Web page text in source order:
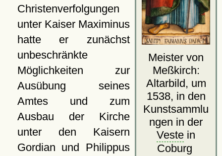
Meister von
Meßkirch:
Altarbild, um
1538, in den
Kunstsammlu
ngen in der
Veste in
Coburg
Christenverfolgungen
unter Kaiser Maximinus
hatte er zunächst
unbeschränkte
Möglichkeiten zur
Ausübung seines
Amtes und zum
Ausbau der Kirche
unter den Kaisern
Gordian und Philippus